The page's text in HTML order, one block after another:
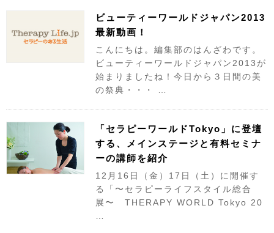
ビューティーワールドジャパン2013
最新動画！
こんにちは。編集部のはんざわです。
ビューティーワールドジャパン2013が
始まりましたね！今日から３日間の美
の祭典・・・ …
「セラピーワールドTokyo」に登壇
する、メインステージと有料セミナ
ーの講師を紹介
12月16日（金）17日（土）に開催す
る「〜セラピーライフスタイル総合
展〜 THERAPY WORLD Tokyo 20